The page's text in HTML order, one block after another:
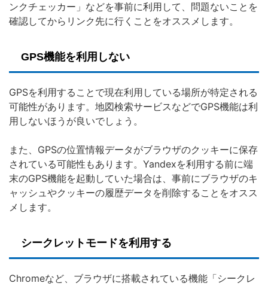
ンクチェッカー」などを事前に利用して、問題ないことを
確認してからリンク先に行くことをオススメします。
GPS機能を利用しない
GPSを利用することで現在利用している場所が特定される
可能性があります。地図検索サービスなどでGPS機能は利
用しないほうが良いでしょう。
また、GPSの位置情報データがブラウザのクッキーに保存
されている可能性もあります。Yandexを利用する前に端
末のGPS機能を起動していた場合は、事前にブラウザのキ
ャッシュやクッキーの履歴データを削除することをオスス
メします。
シークレットモードを利用する
Chromeなど、ブラウザに搭載されている機能「シークレ